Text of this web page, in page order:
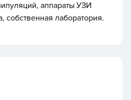
аппараты УЗИ
собственная лаборатория.